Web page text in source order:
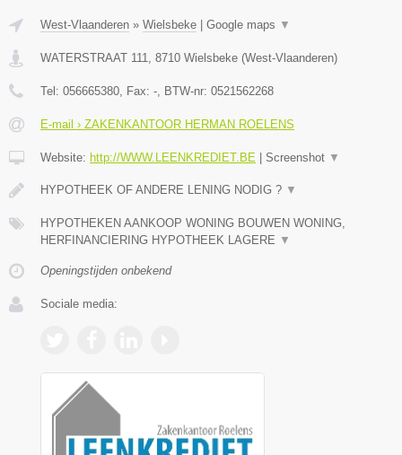
West-Vlaanderen » Wielsbeke Google maps ▼
WATERSTRAAT 111 8710 Wielsbeke (West-Vlaanderen)
Tel: 056665380 , Fax: - , BTW-nr: 0521562268
E-mail › ZAKENKANTOOR HERMAN ROELENS
Website: http://WWW.LEENKREDIET.BE Screenshot ▼
HYPOTHEEK OF ANDERE LENING NODIG ? ▼
HYPOTHEKEN AANKOOP WONING BOUWEN WONING,
HERFINANCIERING HYPOTHEEK LAGERE ▼
Openingstijden onbekend
Sociale media: